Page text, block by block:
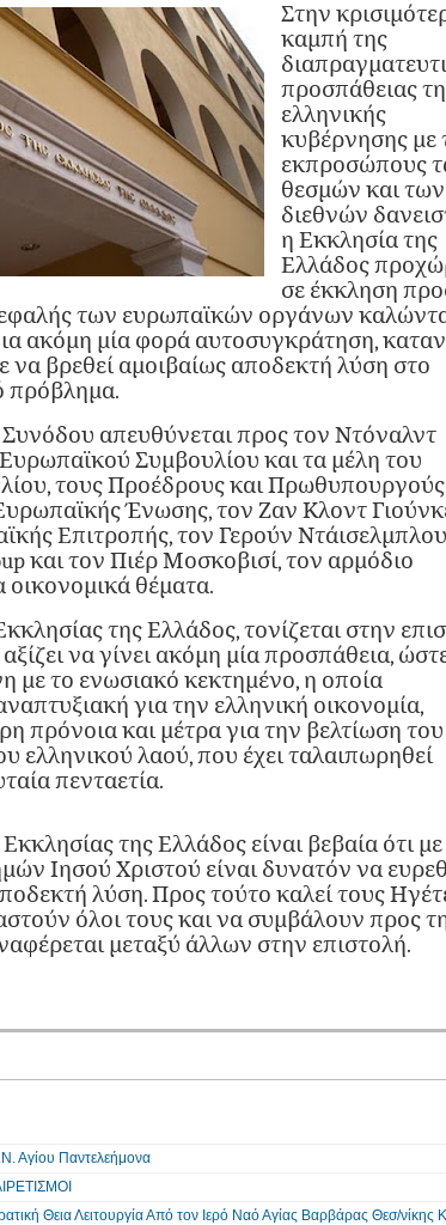
Στην
καμπή της
προσπάθειας
ελληνικής
κυβέρνησης με
εκπροσώπους
θεσμών και των
διεθνών
η Εκκλησία της
Ελλάδος
σε έκκληση
των ευρωπαϊκών οργάνων
ακόμη μία φορά αυτο­συγκράτηση,
να βρεθεί α­μοιβαί­ως αποδεκτή λύση στο
πρόβλημα.
απευθύνεται προς τον Ντόναλντ
Συμβουλίου και τα μέλη του
τους Προέδρους και
Ένωσης, τον Ζαν Κλοντ
Επιτροπής, τον Γερούν
και τον Πιέρ Μοσκοβισί, τον αρμόδιο
οικονομικά θέματα.
της Ελλάδος, τονίζεται στην
αξίζει να γίνει ακόμη μία προσπάθεια,
με το ενωσιακό κεκτημένο, η οποία
για την ελληνική οικονομία,
πρόνοια και μέτρα για την βελτίωση του
ελληνικού λαού, που έχει τα­λαιπωρηθεί
πενταετία.
της Ελλάδος είναι βεβαία ότι με
Ιησού Χριστού είναι δυνατόν να
λύση. Προς τούτο καλεί τους
όλοι τους και να συμβάλουν προς
μεταξύ άλλων στην επιστολή.
Αγίου Παντελεήμονα
Θεια Λειτουργία Από τον Ιερό Ναό Αγίας Βαρβάρας Θεσ/νίκης